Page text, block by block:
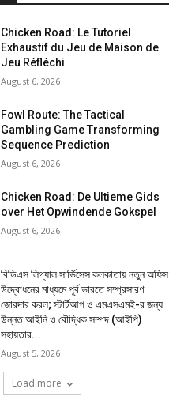
Chicken Road: Le Tutoriel
Exhaustif du Jeu de Maison de
Jeu Réfléchi
August 6, 2026
Fowl Route: The Tactical
Gambling Game Transforming
Sequence Prediction
August 6, 2026
Chicken Road: De Ultieme Gids
over Het Opwindende Gokspel
August 6, 2026
বিডিএস লিগ্যাল সার্ভিসেস কলকাতায় নতুন অফিস
উদ্বোধনের মাধ্যমে পূর্ব ভারতে সম্প্রসারণ
জোরদার করল; স্টার্টআপ ও এমএসএমই-র জন্য
উন্নত আইনি ও বৌদ্ধিক সম্পদ (আইপি)
সহায়তার...
August 5, 2026
Load more